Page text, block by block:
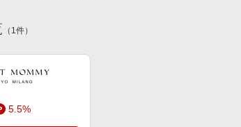
（ 1件）
5.5%